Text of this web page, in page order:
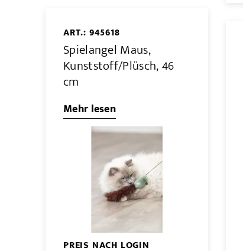
ART.: 945618
Spielangel Maus,
Kunststoff/Plüsch, 46
cm
Mehr lesen
PREIS NACH LOGIN